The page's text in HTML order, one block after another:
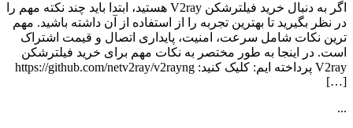
اگر به دنبال خرید فیلترشکن V2ray هستید، ابتدا باید چند نکته مهم را
در نظر بگیرید تا بهترین تجربه را از استفاده از آن داشته باشید. مهم
ترین نکات شامل سرعت، امنیت، پایداری اتصال و قیمت اشتراک
است. در اینجا به طور مختصر به نکات مهم برای خرید فیلترشکن
V2ray پرداخته ایم: کلیک کنید: https://github.com/netv2ray/v2rayng
[…]
...